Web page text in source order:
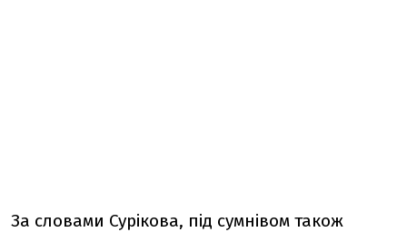
За словами Сурікова, під сумнівом також